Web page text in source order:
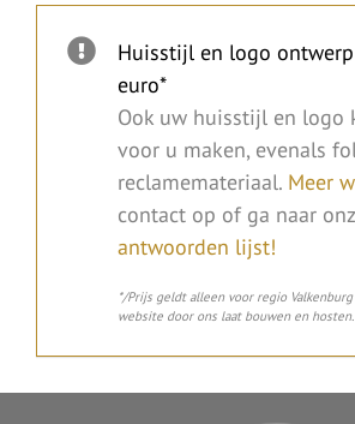
Huisstijl en logo
euro*
Ook uw huisstijl en logo
voor u maken, evenals
reclamemateriaal. Meer
contact op of ga naar
antwoorden lijst!
*/Prijs geldt alleen voor regio
website door ons laat bouwen en hosten.